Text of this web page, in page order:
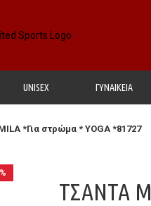
UΝΙSΕΧ ΓΥΝΑΙΚΕΙΑ
*Για στρώμα * YOGA *81727
ΤΣΑΝΤΑ